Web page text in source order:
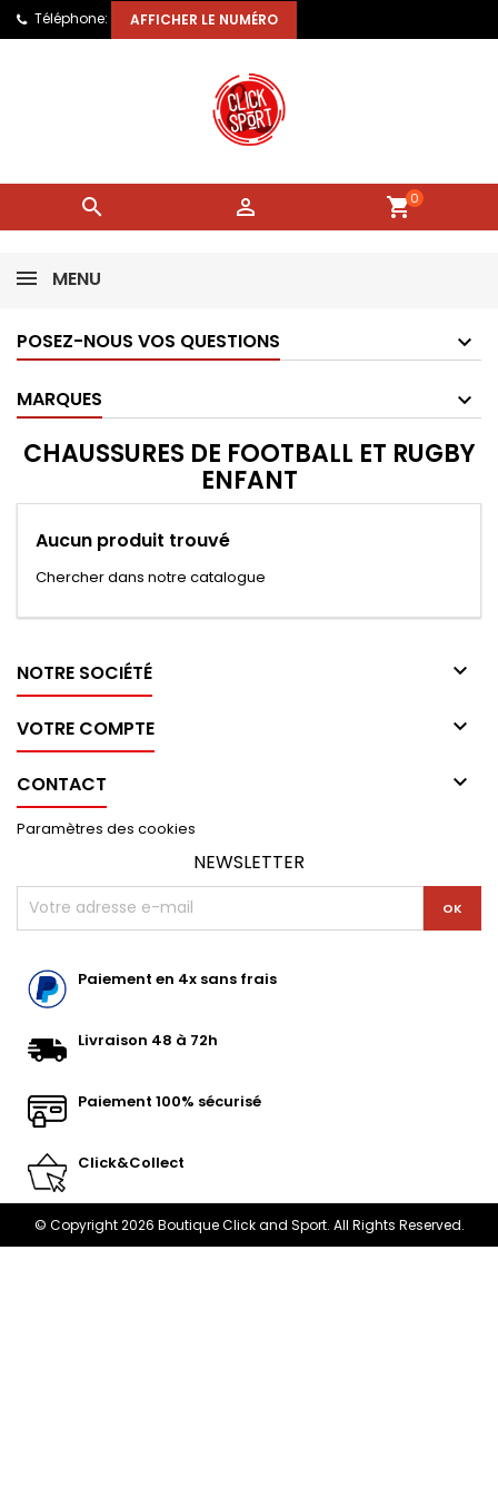
Téléphone: AFFICHER LE NUMÉRO
  shopping_cart0
MENU
POSEZ-NOUS VOS QUESTIONS
MARQUES
CHAUSSURES DE FOOTBALL ET RUGBY
ENFANT
Aucun produit trouvé
Chercher dans notre catalogue
NOTRE SOCIÉTÉ 
VOTRE COMPTE 
CONTACT 
Paramètres des cookies
NEWSLETTER
Paiement en 4x sans frais
Livraison 48 à 72h
Paiement 100% sécurisé
Click&Collect
© Copyright 2026 Boutique Click and Sport. All Rights Reserved.